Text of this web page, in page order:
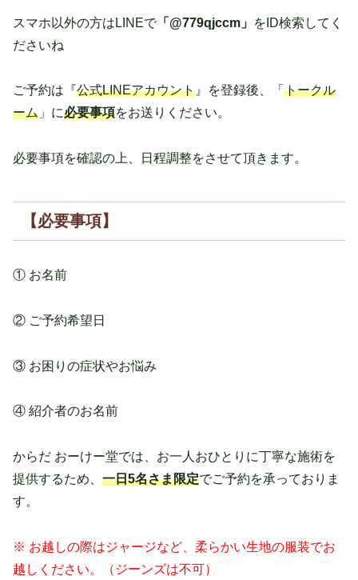
スマホ以外の方はLINEで「@779qjccm」 をID検索してく
ださいね
ご予約は『 公式LINEアカウント』を登録後、「 トークル
ーム 」に必要事項をお送りください。
必要事項を確認の上、日程調整をさせて頂きます。
【必要事項】
① お名前
② ご予約希望日
③ お困りの症状やお悩み
④ 紹介者のお名前
からだ おーけー堂では、お一人おひとりに丁寧な施術を
提供するため、 一日5名さま限定でご予約を承っておりま
す。
※ お越しの際はジャージなど、柔らかい生地の服装でお
越しください。（ジーンズは不可）